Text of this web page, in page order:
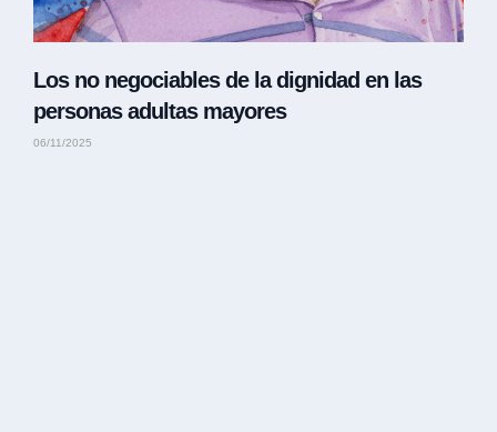
Los no negociables de la dignidad en las
personas adultas mayores
06/11/2025